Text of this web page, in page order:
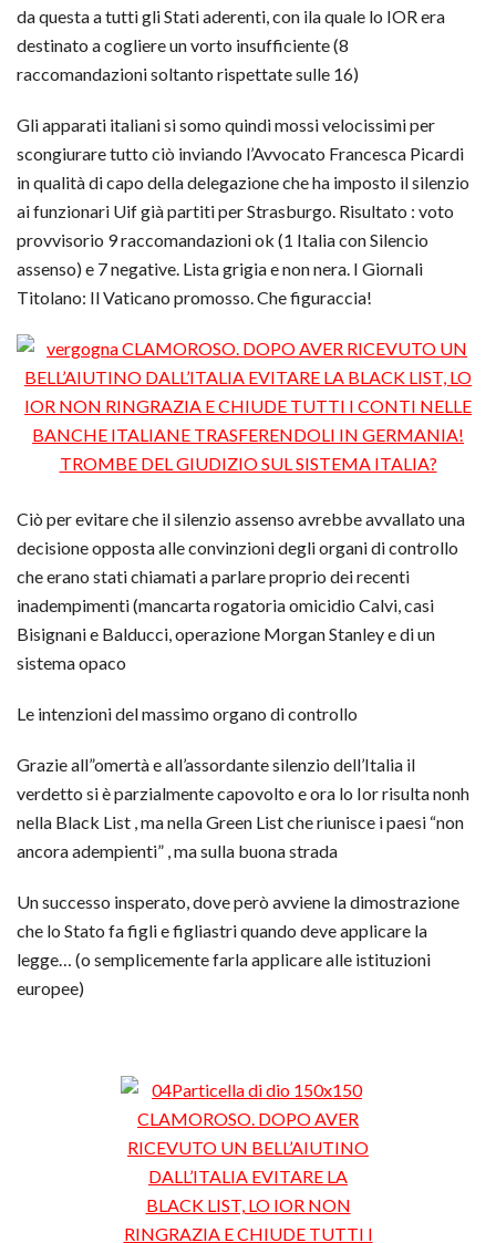
da questa a tutti gli Stati aderenti, con ila quale lo IOR era
destinato a cogliere un vorto insufficiente (8
raccomandazioni soltanto rispettate sulle 16)
Gli apparati italiani si somo quindi mossi velocissimi per
scongiurare tutto ciò inviando l’Avvocato Francesca Picardi
in qualità di capo della delegazione che ha imposto il silenzio
ai funzionari Uif già partiti per Strasburgo. Risultato : voto
provvisorio 9 raccomandazioni ok (1 Italia con Silencio
assenso) e 7 negative. Lista grigia e non nera. I Giornali
Titolano: Il Vaticano promosso. Che figuraccia!
Ciò per evitare che il silenzio assenso avrebbe avvallato una
decisione opposta alle convinzioni degli organi di controllo
che erano stati chiamati a parlare proprio dei recenti
inadempimenti (mancarta rogatoria omicidio Calvi, casi
Bisignani e Balducci, operazione Morgan Stanley e di un
sistema opaco
Le intenzioni del massimo organo di controllo
Grazie all”omertà e all’assordante silenzio dell’Italia il
verdetto si è parzialmente capovolto e ora lo Ior risulta nonh
nella Black List , ma nella Green List che riunisce i paesi “non
ancora adempienti” , ma sulla buona strada
Un successo insperato, dove però avviene la dimostrazione
che lo Stato fa figli e figliastri quando deve applicare la
legge… (o semplicemente farla applicare alle istituzioni
europee)